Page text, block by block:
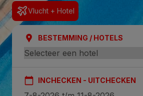
Vlucht + Hotel
BESTEMMING / HOTELS
INCHECKEN - UITCHECKEN